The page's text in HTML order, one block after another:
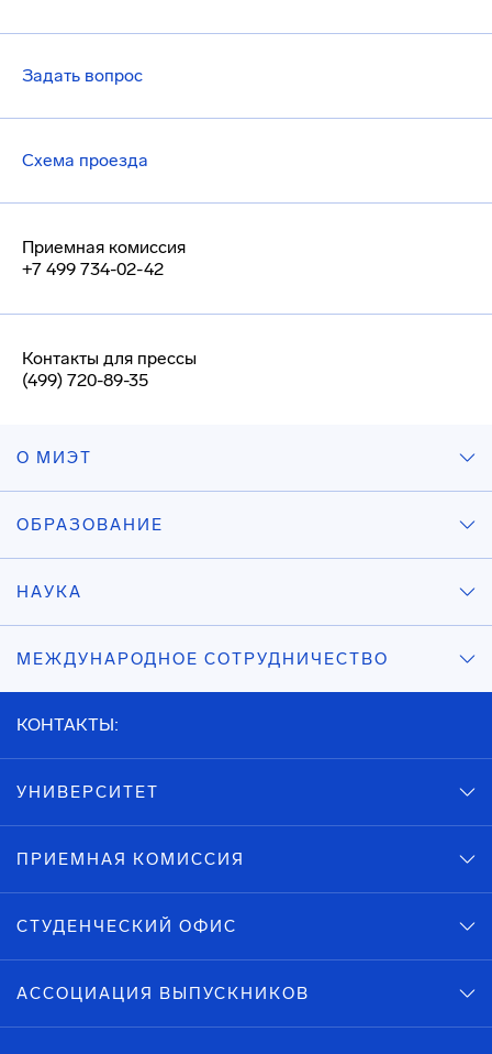
Задать вопрос
Схема проезда
Приемная комиссия
+7 499 734-02-42
Контакты для прессы
(499) 720-89-35
О МИЭТ
ОБРАЗОВАНИЕ
НАУКА
МЕЖДУНАРОДНОЕ СОТРУДНИЧЕСТВО
КОНТАКТЫ:
УНИВЕРСИТЕТ
ПРИЕМНАЯ КОМИССИЯ
СТУДЕНЧЕСКИЙ ОФИС
АССОЦИАЦИЯ ВЫПУСКНИКОВ